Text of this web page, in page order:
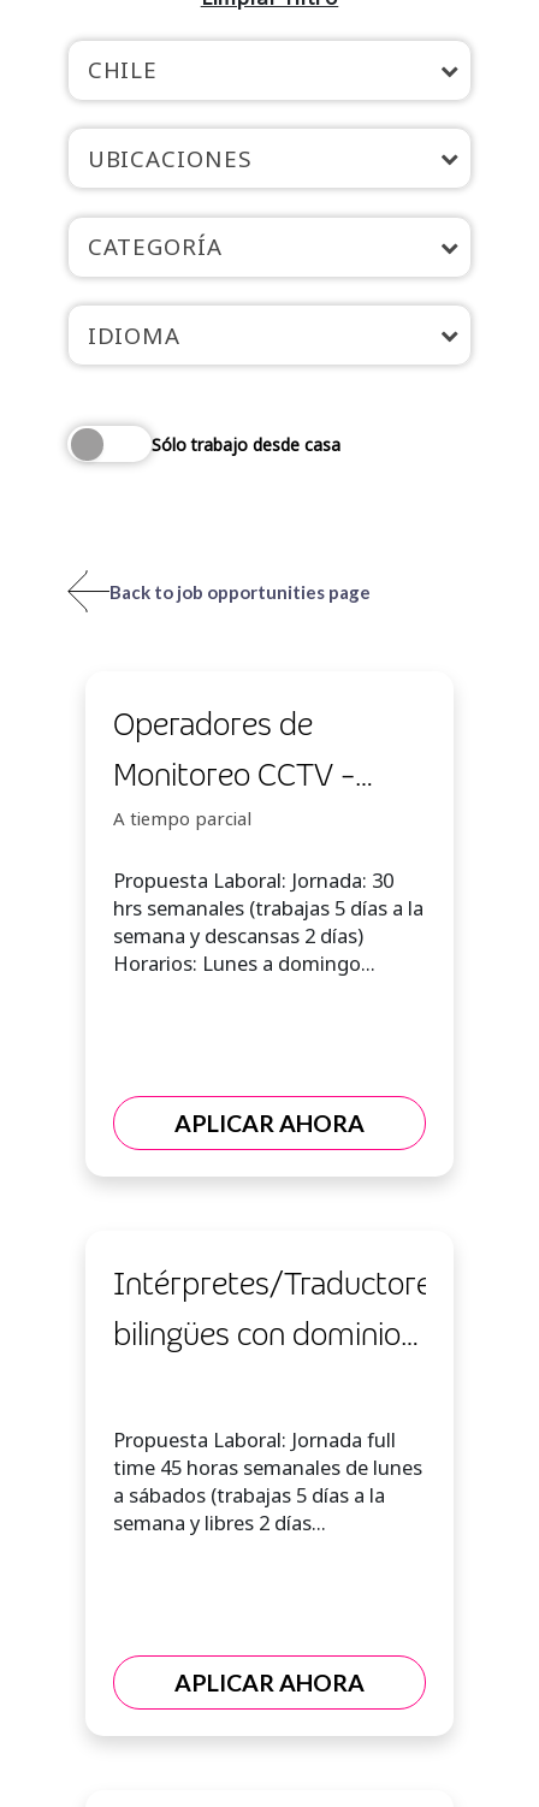
CHILE
UBICACIONES
CATEGORÍA
IDIOMA
Sólo trabajo desde casa
Back to job opportunities page
Operadores de
Monitoreo CCTV -
30hs - $425.000
líquidos
A tiempo parcial
Propuesta Laboral: Jornada: 30
hrs semanales (trabajas 5 días a la
semana y descansas 2 días)
Horarios: Lunes a domingo...
APLICAR AHORA
Intérpretes/Traductores
bilingües con dominio
TELETRABAJO
Propuesta Laboral: Jornada full
time 45 horas semanales de lunes
a sábados (trabajas 5 días a la
semana y libres 2 días...
APLICAR AHORA